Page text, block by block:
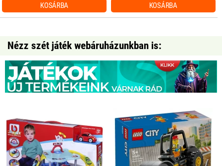
KOSÁRBA KOSÁRBA
Nézz szét játék webáruházunkban is: